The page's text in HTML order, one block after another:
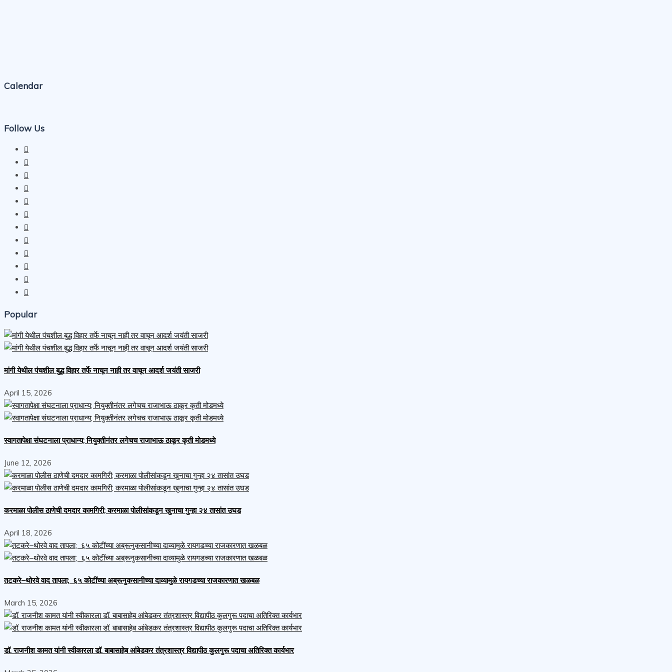
Calendar
Follow Us
Popular
मांगी येथील पंचशील बुद्ध विहार तर्फे नाचून नाही तर वाचून आदर्श जयंती साजरी
April 15, 2026
स्वागतापेक्षा संघटनाला प्राधान्य; नियुक्तीनंतर लगेचच राजाभाऊ ठाकूर कृती मोडमध्ये
June 12, 2026
करमाळा पोलीस ठाणेची दमदार कामगिरी; करमाळा पोलीसांकडून खुनाचा गुन्हा २४ तासांत उघड
April 18, 2026
तटकरे–थोरवे वाद तापला; ६५ कोटींच्या अब्रूनुकसानीच्या दाव्यामुळे रायगडच्या राजकारणात खळबळ
March 15, 2026
डॉ. राजनीश कामत यांनी स्वीकारला डॉ. बाबासाहेब आंबेडकर तंत्रशास्त्र विद्यापीठ कुलगुरू पदाचा अतिरिक्त कार्यभार